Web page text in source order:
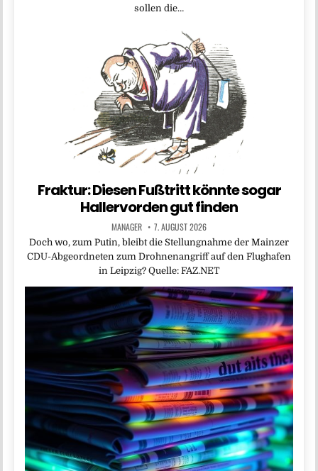
sollen die…
Fraktur: Diesen Fußtritt könnte sogar
Hallervorden gut finden
MANAGER 7. AUGUST 2026
Doch wo, zum Putin, bleibt die Stellungnahme der Mainzer
CDU-Abgeordneten zum Drohnenangriff auf den Flughafen
in Leipzig? Quelle: FAZ.NET